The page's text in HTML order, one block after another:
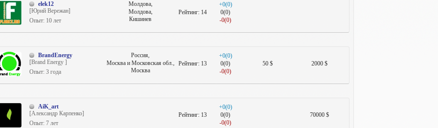
elek12
[Юрий Вережан]
Опыт: 10 лет
+0(0)
0(0)
-0(0)
Рейтинг:14
Молдова,
Молдова,
Кишинев
BrandEnergy
[Brand Energy ]
Опыт: 3 года
2000 $
50 $
+0(0)
0(0)
-0(0)
Рейтинг:13
Россия,
Москва и Московская обл.,
Москва
AiK_art
[Александр Карпенко]
Опыт: 7 лет
70000 $
+0(0)
0(0)
-0(0)
Рейтинг:13